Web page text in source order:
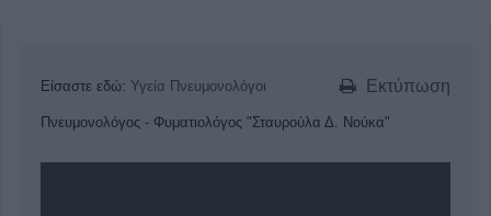
Εκτύπωση
Είσαστε εδώ: Υγεία Πνευμονολόγοι
Πνευμονολόγος - Φυματιολόγος "Σταυρούλα Δ. Νούκα"